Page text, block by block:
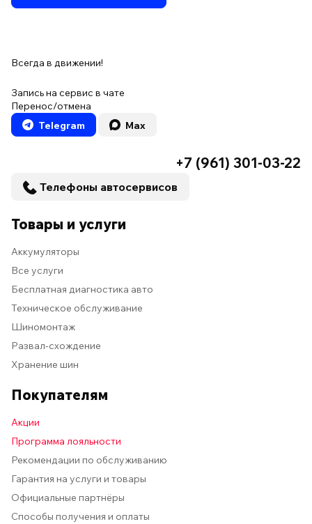
Всегда в движении!
Запись на сервис в чате
Перенос/отмена
Telegram
Max
+7 (961) 301-03-22
Телефоны автосервисов
Товары и услуги
Аккумуляторы
Все услуги
Бесплатная диагностика авто
Техническое обслуживание
Шиномонтаж
Развал-схождение
Хранение шин
Покупателям
Акции
Программа лояльности
Рекомендации по обслуживанию
Гарантия на услуги и товары
Официальные партнёры
Способы получения и оплаты